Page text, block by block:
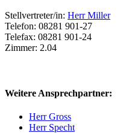
Stellvertreter/in: Herr Miller
Telefon: 08281 901-27
Telefax: 08281 901-24
Zimmer: 2.04
Weitere Ansprechpartner:
Herr Gross
Herr Specht